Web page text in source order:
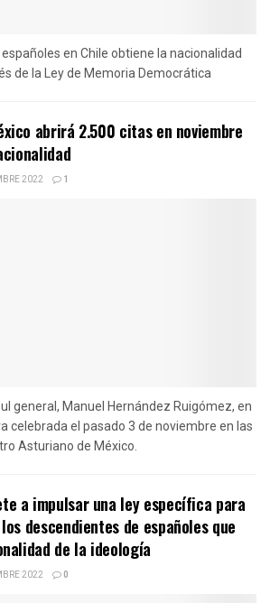
en Chile obtiene la nacionalidad
de la Ley de Memoria Democrática
abrirá 2.500 citas en noviembre
2022 1
general, Manuel Hernández Ruigómez, en
celebrada el pasado 3 de noviembre en las
Asturiano de México.
a impulsar una ley específica para
descendientes de españoles que
de la ideología
2022 0